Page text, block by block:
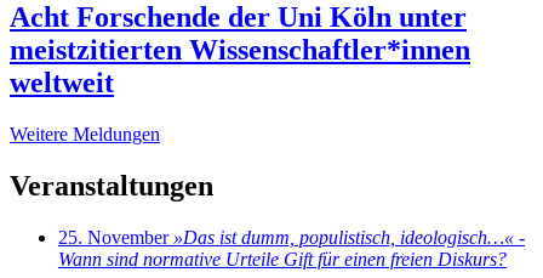
Acht Forschende der Uni Köln unter
meistzitierten Wissenschaftler*innen
weltweit
Weitere Meldungen
Veranstaltungen
25. November »Das ist dumm, populistisch, ideologisch…« -
Wann sind normative Urteile Gift für einen freien Diskurs?